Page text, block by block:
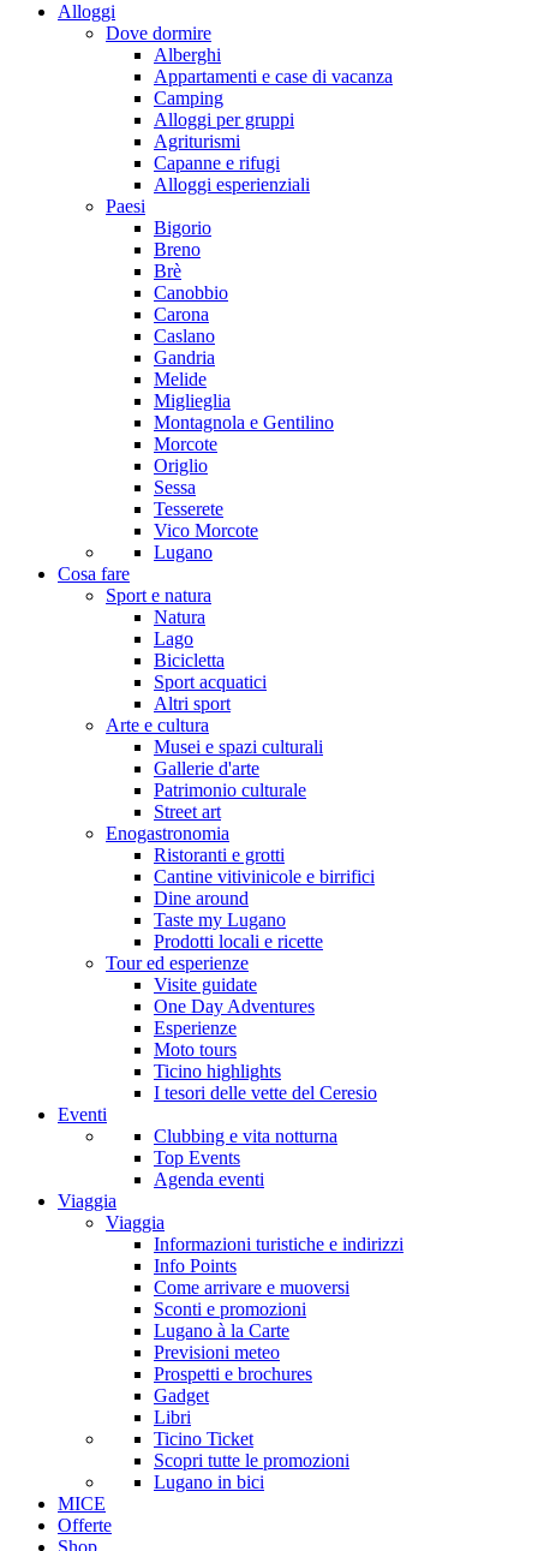
Alloggi
Dove dormire
Alberghi
Appartamenti e case di vacanza
Camping
Alloggi per gruppi
Agriturismi
Capanne e rifugi
Alloggi esperienziali
Paesi
Bigorio
Breno
Brè
Canobbio
Carona
Caslano
Gandria
Melide
Miglieglia
Montagnola e Gentilino
Morcote
Origlio
Sessa
Tesserete
Vico Morcote
Lugano
Cosa fare
Sport e natura
Natura
Lago
Bicicletta
Sport acquatici
Altri sport
Arte e cultura
Musei e spazi culturali
Gallerie d'arte
Patrimonio culturale
Street art
Enogastronomia
Ristoranti e grotti
Cantine vitivinicole e birrifici
Dine around
Taste my Lugano
Prodotti locali e ricette
Tour ed esperienze
Visite guidate
One Day Adventures
Esperienze
Moto tours
Ticino highlights
I tesori delle vette del Ceresio
Eventi
Clubbing e vita notturna
Top Events
Agenda eventi
Viaggia
Viaggia
Informazioni turistiche e indirizzi
Info Points
Come arrivare e muoversi
Sconti e promozioni
Lugano à la Carte
Previsioni meteo
Prospetti e brochures
Gadget
Libri
Ticino Ticket
Scopri tutte le promozioni
Lugano in bici
MICE
Offerte